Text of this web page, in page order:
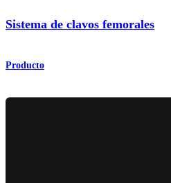
Sistema de clavos femorales
Producto